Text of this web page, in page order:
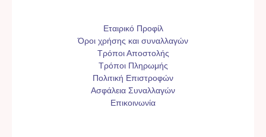
Εταιρικό Προφίλ
Όροι χρήσης και συναλλαγών
Τρόποι Αποστολής
Τρόποι Πληρωμής
Πολιτική Επιστροφών
Ασφάλεια Συναλλαγών
Επικοινωνία